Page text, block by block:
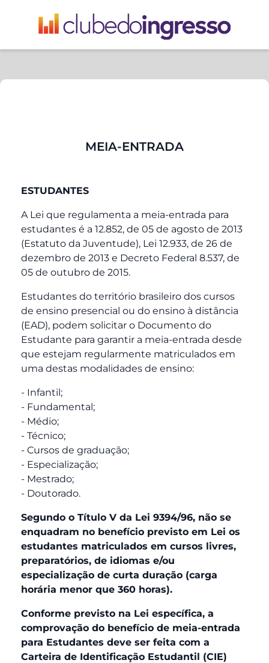
MEIA-ENTRADA
ESTUDANTES
A Lei que regulamenta a meia-entrada para
estudantes é a 12.852, de 05 de agosto de 2013
(Estatuto da Juventude), Lei 12.933, de 26 de
dezembro de 2013 e Decreto Federal 8.537, de
05 de outubro de 2015.
Estudantes do território brasileiro dos cursos
de ensino presencial ou do ensino à distância
(EAD), podem solicitar o Documento do
Estudante para garantir a meia-entrada desde
que estejam regularmente matriculados em
uma destas modalidades de ensino:
- Infantil;
- Fundamental;
- Médio;
- Técnico;
- Cursos de graduação;
- Especialização;
- Mestrado;
- Doutorado.
Segundo o Título V da Lei 9394/96, não se
enquadram no benefício previsto em Lei os
estudantes matriculados em cursos livres,
preparatórios, de idiomas e/ou
especialização de curta duração (carga
horária menor que 360 horas).
Conforme previsto na Lei específica, a
comprovação do benefício de meia-entrada
para Estudantes deve ser feita com a
Carteira de Identificação Estudantil (CIE)